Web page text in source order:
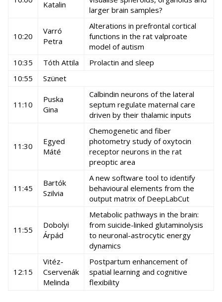
Katalin
larger brain samples?
10:20
Varró
Petra
Alterations in prefrontal cortical
functions in the rat valproate
model of autism
10:35
Tóth Attila
Prolactin and sleep
10:55
Szünet
11:10
Puska
Gina
Calbindin neurons of the lateral
septum regulate maternal care
driven by their thalamic inputs
11:30
Egyed
Máté
Chemogenetic and fiber
photometry study of oxytocin
receptor neurons in the rat
preoptic area
11:45
Bartók
Szilvia
A new software tool to identify
behavioural elements from the
output matrix of DeepLabCut
11:55
Dobolyi
Árpád
Metabolic pathways in the brain:
from suicide-linked glutaminolysis
to neuronal-astrocytic energy
dynamics
12:15
Vitéz-
Cservenák
Melinda
Postpartum enhancement of
spatial learning and cognitive
flexibility